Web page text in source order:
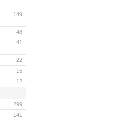
149
48
41
22
15
12
299
141